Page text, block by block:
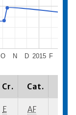
2015
O N D F
Cr. Cat.
E AF